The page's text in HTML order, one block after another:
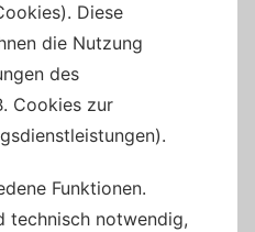
Diese
die Nutzung
des
Cookies zur
Funktionen.
technisch notwendig,